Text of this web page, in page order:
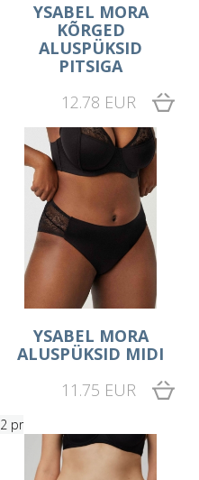
YSABEL MORA
KÕRGED
ALUSPÜKSID
PITSIGA
12.78 EUR
YSABEL MORA
ALUSPÜKSID MIDI
11.75 EUR
2 pr